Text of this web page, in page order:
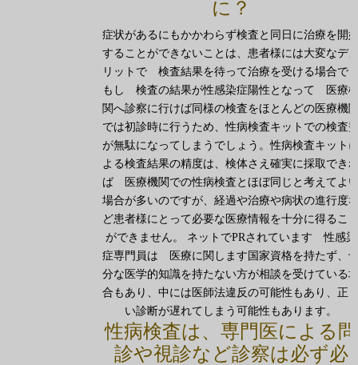
に？
症状があるにもかかわらず検査と同日に治療を開
することができないことは、患者様には大変なデ
リットで 検査結果を待って治療を受ける場合で
もし 検査の結果が性感染症陽性となって 医療
関へ診察に行けば同様の検査をほとんどの医療機
では初診時に行うため、性病検査キットでの検査
が無駄になってしまうでしょう。性病検査キット
よる検査結果の精度は、検体さえ確実に採取でき
ば 医療機関での性病検査とほぼ同じと考えてよ
場合が多いのですが、経過や治療や病状の進行度
ど患者様にとって必要な医療情報を十分に得るこ
ができません。 ネットでPRされています 性感染
症専門員は 医療に関します国家資格を持たず、
分な医学的知識を持たない方が相談を受けている
合もあり、中には医師法違反の可能性もあり、正
い診断が遅れてしまう可能性もあります。
性病検査は、専門医による問
診や視診など診察は必ず必